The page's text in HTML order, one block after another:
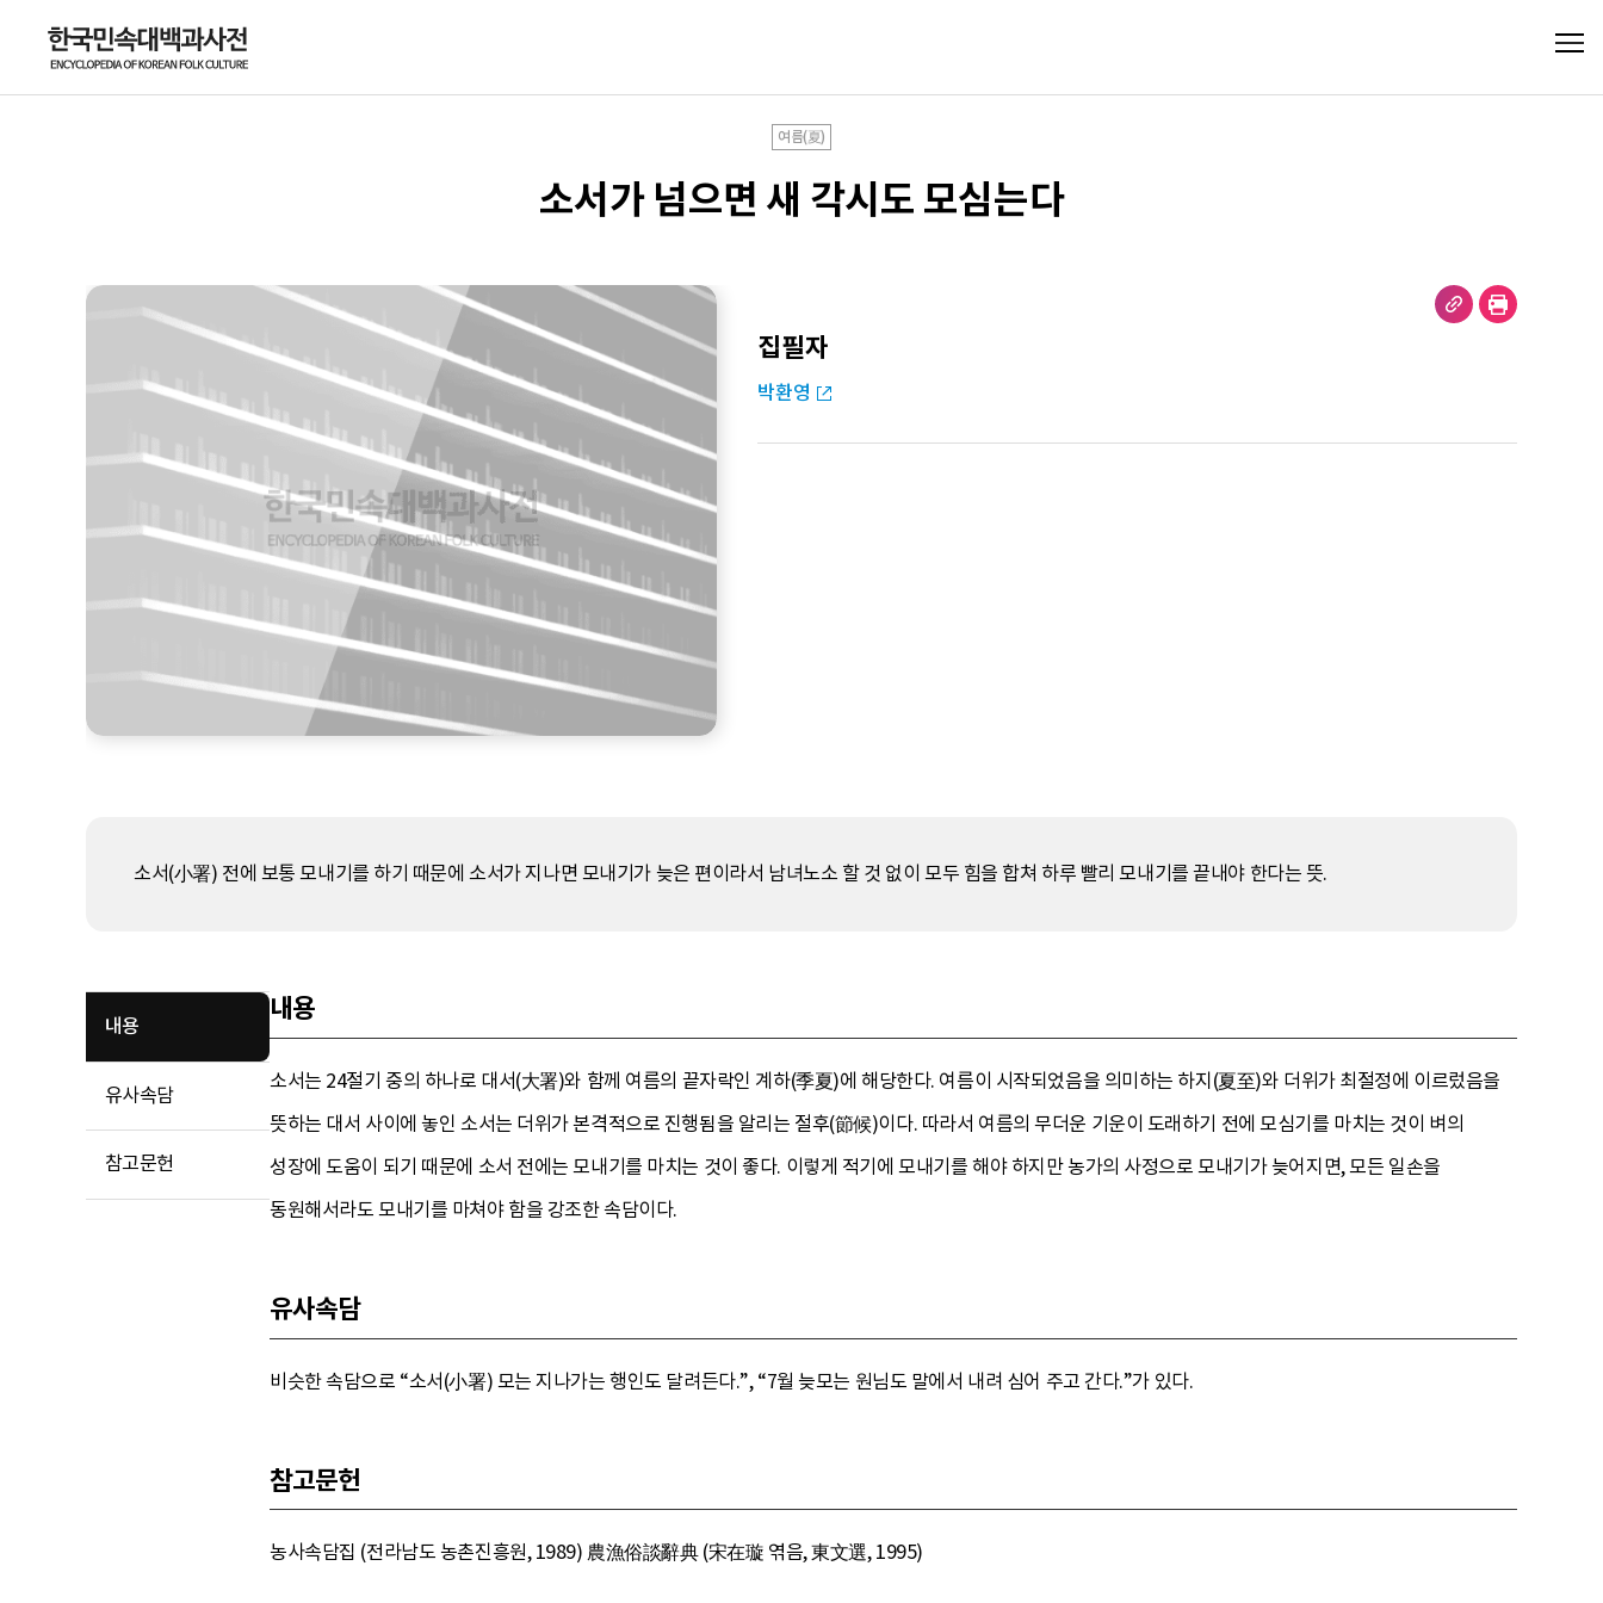
여름(夏)
소서가 넘으면 새 각시도 모심는다
집필자
박환영
소서(小署) 전에 보통 모내기를 하기 때문에 소서가 지나면 모내기가 늦은 편이라서 남녀노소 할 것 없이 모두 힘을 합쳐 하루 빨리 모내기를 끝내야 한다는 뜻.
내용
유사속담
참고문헌
내용
소서는 24절기 중의 하나로 대서(大署)와 함께 여름의 끝자락인 계하(季夏)에 해당한다. 여름이 시작되었음을 의미하는 하지(夏至)와 더위가 최절정에 이르렀음을
뜻하는 대서 사이에 놓인 소서는 더위가 본격적으로 진행됨을 알리는 절후(節候)이다. 따라서 여름의 무더운 기운이 도래하기 전에 모심기를 마치는 것이 벼의
성장에 도움이 되기 때문에 소서 전에는 모내기를 마치는 것이 좋다. 이렇게 적기에 모내기를 해야 하지만 농가의 사정으로 모내기가 늦어지면, 모든 일손을
동원해서라도 모내기를 마쳐야 함을 강조한 속담이다.
유사속담
비슷한 속담으로 “소서(小署) 모는 지나가는 행인도 달려든다.”, “7월 늦모는 원님도 말에서 내려 심어 주고 간다.”가 있다.
참고문헌
농사속담집 (전라남도 농촌진흥원, 1989) 農漁俗談辭典 (宋在璇 엮음, 東文選, 1995)